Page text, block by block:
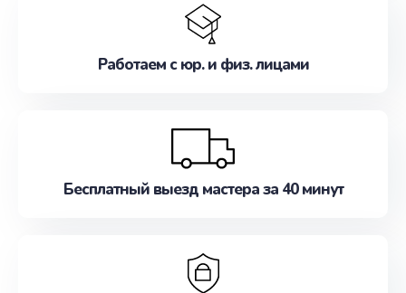
Работаем с юр. и физ. лицами
Бесплатный выезд мастера за 40 минут